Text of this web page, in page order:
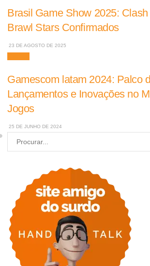
Brasil Game Show 2025:
Brawl Stars Confirmados
23 DE AGOSTO DE 2025
Gamescom latam 2024: Palco
Lançamentos e Inovações no
Jogos
25 DE JUNHO DE 2024